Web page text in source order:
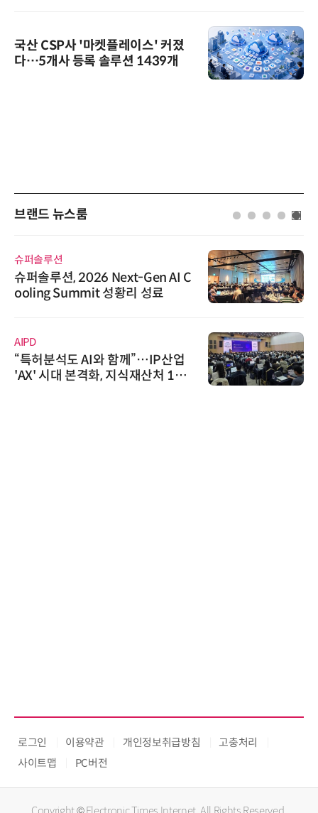
국산 CSP사 '마켓플레이스' 커졌
다…5개사 등록 솔루션 1439개
브랜드 뉴스룸
슈퍼솔루션
슈퍼솔루션, 2026 Next-Gen AI C
ooling Summit 성황리 성료
AIPD
“특허분석도 AI와 함께”…IP산업
'AX' 시대 본격화, 지식재산처 1호
로그인 이용약관 개인정보취급방침
고충처리
사이트맵
PC버전